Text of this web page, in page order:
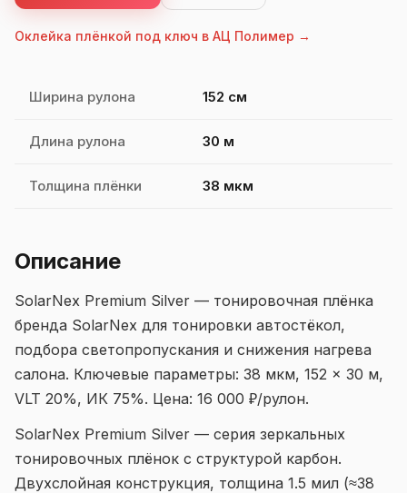
Оклейка плёнкой под ключ в АЦ Полимер →
Ширина рулона 152 см
Длина рулона 30 м
Толщина плёнки 38 мкм
Описание
SolarNex Premium Silver — тонировочная плёнка
бренда SolarNex для тонировки автостёкол,
подбора светопропускания и снижения нагрева
салона. Ключевые параметры: 38 мкм, 152 × 30 м,
VLT 20%, ИК 75%. Цена: 16 000 ₽/рулон.
SolarNex Premium Silver — серия зеркальных
тонировочных плёнок с структурой карбон.
Двухслойная конструкция, толщина 1.5 мил (≈38